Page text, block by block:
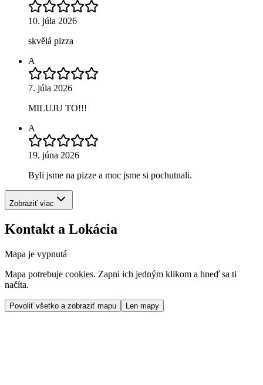
10. júla 2026
skvělá pizza
A
7. júla 2026
MILUJU TO!!!
A
19. júna 2026
Byli jsme na pizze a moc jsme si pochutnali.
Zobraziť viac
Kontakt a Lokácia
Mapa je vypnutá
Mapa potrebuje cookies. Zapni ich jedným klikom a hneď sa ti
načíta.
Povoliť všetko a zobraziť mapu Len mapy